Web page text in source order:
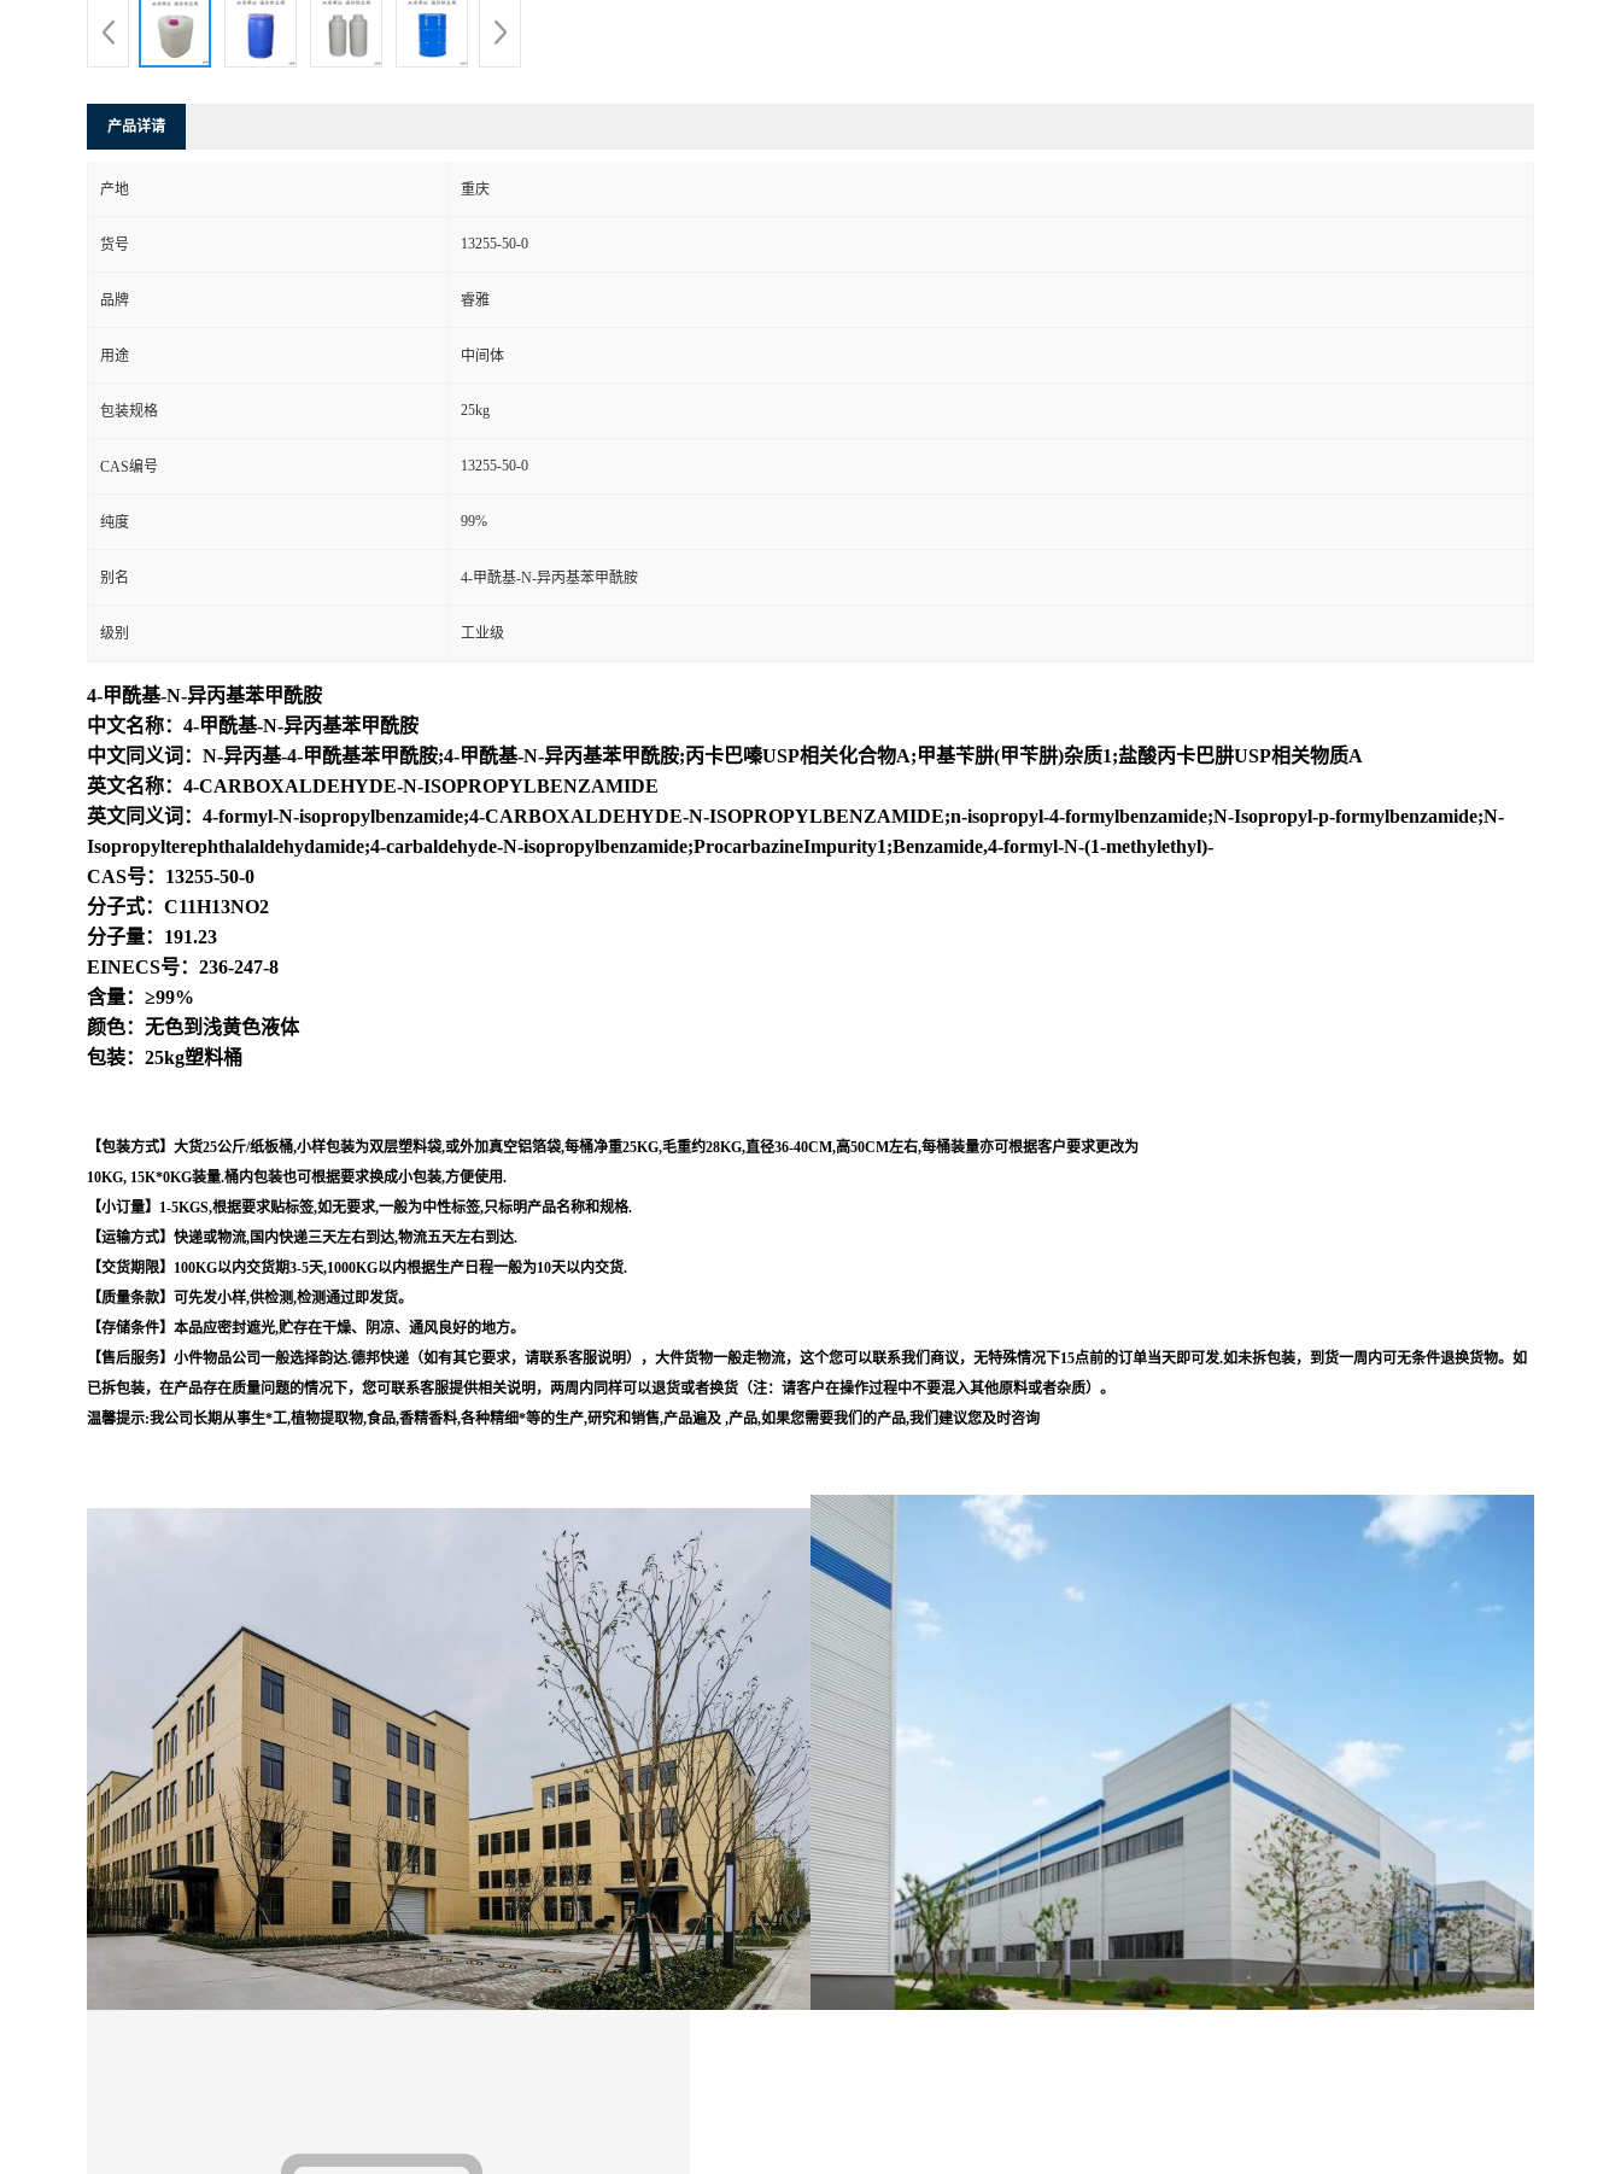
产品详请
产地 重庆
货号 13255-50-0
品牌 睿雅
用途 中间体
包装规格 25kg
CAS编号 13255-50-0
纯度 99%
别名 4-甲酰基-N-异丙基苯甲酰胺
级别 工业级
4-甲酰基-N-异丙基苯甲酰胺
中文名称：4-甲酰基-N-异丙基苯甲酰胺
中文同义词：N-异丙基-4-甲酰基苯甲酰胺;4-甲酰基-N-异丙基苯甲酰胺;丙卡巴嗪USP相关化合物A;甲基苄肼(甲苄肼)杂质1;盐酸丙卡巴肼USP相关物质A
英文名称：4-CARBOXALDEHYDE-N-ISOPROPYLBENZAMIDE
英文同义词：4-formyl-N-isopropylbenzamide;4-CARBOXALDEHYDE-N-ISOPROPYLBENZAMIDE;n-isopropyl-4-formylbenzamide;N-Isopropyl-p-formylbenzamide;N-
Isopropylterephthalaldehydamide;4-carbaldehyde-N-isopropylbenzamide;ProcarbazineImpurity1;Benzamide,4-formyl-N-(1-methylethyl)-
CAS号：13255-50-0
分子式：C11H13NO2
分子量：191.23
EINECS号：236-247-8
含量：≥99%
颜色：无色到浅黄色液体
包装：25kg塑料桶
【包装方式】大货25公斤/纸板桶,小样包装为双层塑料袋,或外加真空铝箔袋,每桶净重25KG,毛重约28KG,直径36-40CM,高50CM左右,每桶装量亦可根据客户要求更改为
10KG, 15K*0KG装量.桶内包装也可根据要求换成小包装,方便使用.
【小订量】1-5KGS,根据要求贴标签,如无要求,一般为中性标签,只标明产品名称和规格.
【运输方式】快递或物流,国内快递三天左右到达,物流五天左右到达.
【交货期限】100KG以内交货期3-5天,1000KG以内根据生产日程一般为10天以内交货.
【质量条款】可先发小样,供检测,检测通过即发货。
【存储条件】本品应密封遮光,贮存在干燥、阴凉、通风良好的地方。
【售后服务】小件物品公司一般选择韵达.德邦快递（如有其它要求，请联系客服说明），大件货物一般走物流，这个您可以联系我们商议，无特殊情况下15点前的订单当天即可发.如未拆包装，到货一周内可无条件退换货物。如
已拆包装，在产品存在质量问题的情况下，您可联系客服提供相关说明，两周内同样可以退货或者换货（注：请客户在操作过程中不要混入其他原料或者杂质）。
温馨提示:我公司长期从事生*工,植物提取物,食品,香精香料,各种精细*等的生产,研究和销售,产品遍及 ,产品,如果您需要我们的产品,我们建议您及时咨询